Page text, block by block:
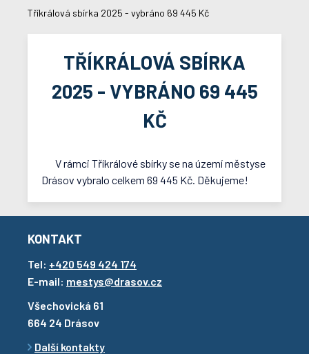
Tříkrálová sbírka 2025 - vybráno 69 445 Kč
TŘÍKRÁLOVÁ SBÍRKA
2025 - VYBRÁNO 69 445
KČ
V rámci Tříkrálové sbírky se na území městyse
Drásov vybralo celkem 69 445 Kč. Děkujeme!
KONTAKT
Tel: +420 549 424 174
E-mail: mestys@drasov.cz
Všechovická 61
664 24 Drásov
Další kontakty